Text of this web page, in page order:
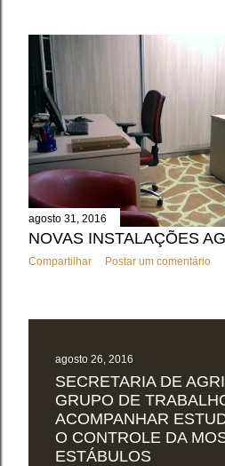
agosto 31, 2016
NOVAS INSTALAÇÕES
Compartilhar Postar um comentário
agosto 26, 2016
SECRETARIA DE
GRUPO DE
ACOMPANHAR
O CONTROLE DA
ESTÁBULOS